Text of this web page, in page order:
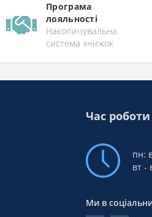
Програма
лояльності
Накопичувальна
система знижок
Час роботи
пн:
вт -
Ми в